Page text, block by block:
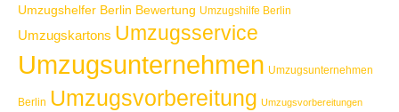
Umzugshelfer Berlin Bewertung Umzugshilfe Berlin
Umzugskartons Umzugsservice
Umzugsunternehmen Umzugsunternehmen
Berlin Umzugsvorbereitung Umzugsvorbereitungen